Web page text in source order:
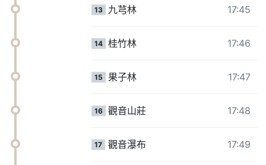
13 九芎林 17:45
14 桂竹林 17:46
15 果子林 17:47
16 觀音山莊 17:48
17 觀音瀑布 17:49